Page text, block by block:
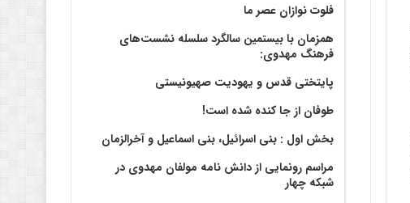
فلوت نوازان عصر ما
همزمان با بیستمین سالگرد سلسله نشست‌های
فرهنگ مهدوی:‌
پایتختی قدس و یهودیت صهیونیستی
طوفان از جا کنده شده است!
بخش اول : بنی اسرائیل، بنی اسماعیل و آخرالزمان
مراسم رونمایی از دانش نامه مولفان مهدوی در
شبکه چهار